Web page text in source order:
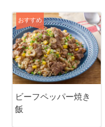
おすすめ
ビーフペッパー焼き
飯